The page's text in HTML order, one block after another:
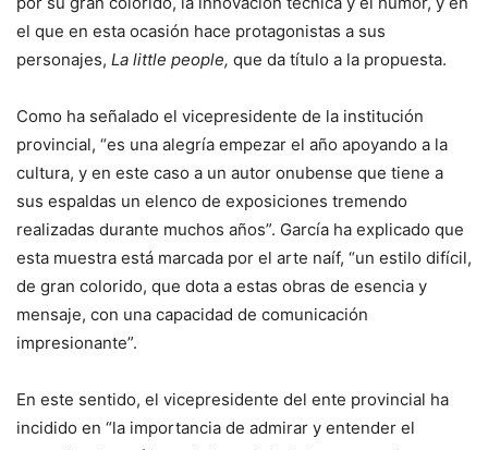
el que en esta ocasión hace protagonistas a sus
personajes, La little people, que da título a la propuesta.
Como ha señalado el vicepresidente de la institución
provincial, “es una alegría empezar el año apoyando a la
cultura, y en este caso a un autor onubense que tiene a
sus espaldas un elenco de exposiciones tremendo
realizadas durante muchos años”. García ha explicado que
esta muestra está marcada por el arte naíf, “un estilo difícil,
de gran colorido, que dota a estas obras de esencia y
mensaje, con una capacidad de comunicación
impresionante”.
En este sentido, el vicepresidente del ente provincial ha
incidido en “la importancia de admirar y entender el